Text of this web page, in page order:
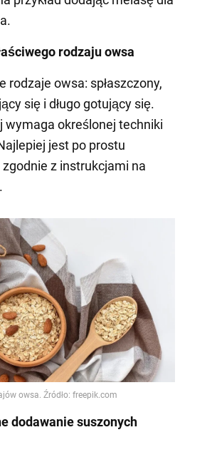
rodzaju owsa
rodzaje owsa: spłaszczony,
się i długo gotujący się.
wymaga określonej techniki
jest po prostu
z instrukcjami na
dodawanie suszonych